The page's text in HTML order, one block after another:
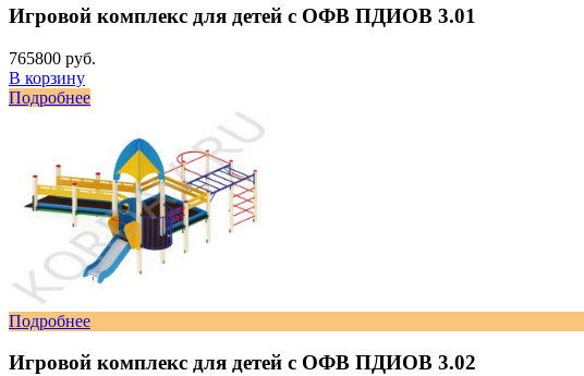
Игровой комплекс для детей с ОФВ ПДИОВ 3.01
765800 руб.
В корзину
Подробнее
Подробнее
Игровой комплекс для детей с ОФВ ПДИОВ 3.02